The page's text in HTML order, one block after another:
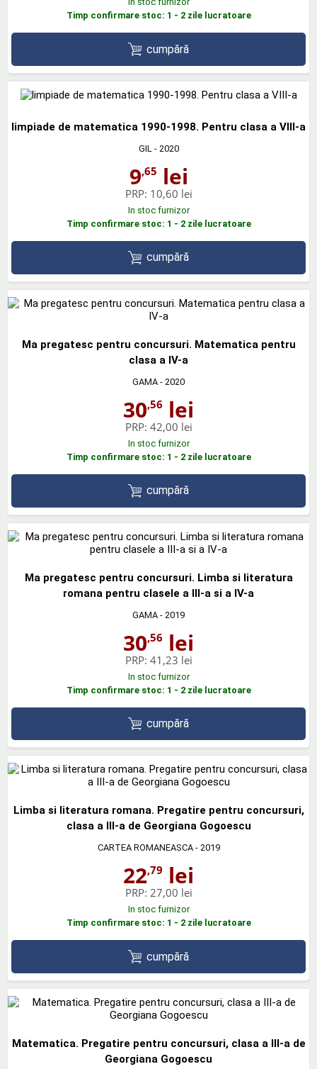
Timp confirmare stoc: 1 - 2 zile lucratoare
cumpără
limpiade de matematica 1990-1998. Pentru clasa a VIII-a
GIL- 2020
9,65 lei
PRP: 10,60 lei
In stoc furnizor
Timp confirmare stoc: 1 - 2 zile lucratoare
cumpără
Ma pregatesc pentru concursuri. Matematica pentru
clasa a IV-a
GAMA - 2020
30,56 lei
PRP: 42,00 lei
In stoc furnizor
Timp confirmare stoc: 1 - 2 zile lucratoare
cumpără
Ma pregatesc pentru concursuri. Limba si literatura
romana pentru clasele a III-a si a IV-a
GAMA - 2019
30,56 lei
PRP: 41,23 lei
In stoc furnizor
Timp confirmare stoc: 1 - 2 zile lucratoare
cumpără
Limba si literatura romana. Pregatire pentru concursuri,
clasa a III-a de Georgiana Gogoescu
CARTEA ROMANEASCA- 2019
22,79 lei
PRP: 27,00 lei
In stoc furnizor
Timp confirmare stoc: 1 - 2 zile lucratoare
cumpără
Matematica. Pregatire pentru concursuri, clasa a III-a de
Georgiana Gogoescu